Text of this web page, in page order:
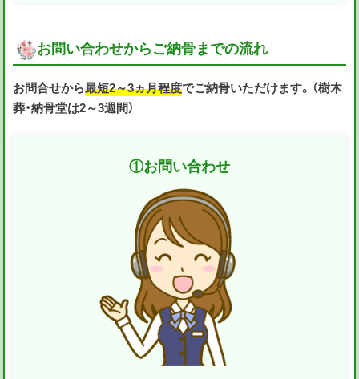
お問い合わせからご納骨までの流れ
お問合せから最短2～3ヵ月程度でご納骨いただけます。（樹木
葬・納骨堂は2～3週間）
①お問い合わせ